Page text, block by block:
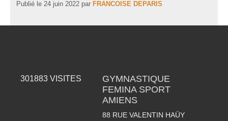
Publié le 24 juin 2022 par FRANCOISE DEPARIS
301883 VISITES
GYMNASTIQUE
FEMINA SPORT
AMIENS
88 RUE VALENTIN HAÜY